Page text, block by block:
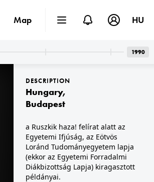
1956 · Hungary
DESCRIPTION
Hungary,
Budapest
a Ruszkik haza! felírat alatt az
Egyetemi Ifjúság, az Eötvös
Loránd Tudományegyetem lapja
(ekkor az Egyetemi Forradalmi
Diákbizottság Lapja) kiragasztott
példányai.
Map HU
1990